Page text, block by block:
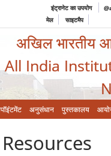
इंट्रानेट का उपयोग
मेल
साइटमैप
अखिल भारतीय
All India
अनुसंधान पुस्तकालय